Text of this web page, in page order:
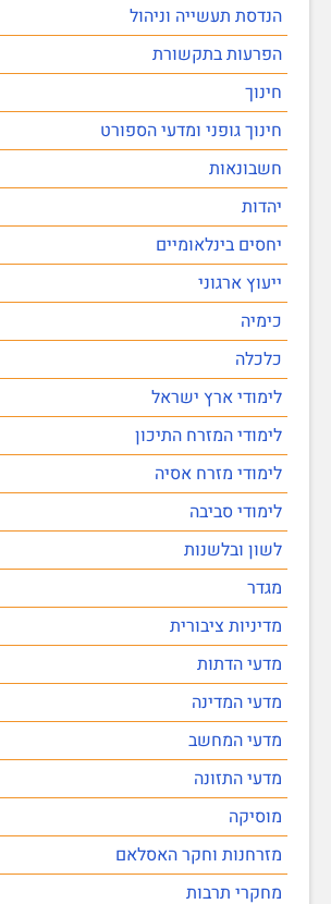
הנדסת תעשייה וניהול
הפרעות בתקשורת
חינוך
חינוך גופני ומדעי הספורט
חשבונאות
יהדות
יחסים בינלאומיים
ייעוץ ארגוני
כימיה
כלכלה
לימודי ארץ ישראל
לימודי המזרח התיכון
לימודי מזרח אסיה
לימודי סביבה
לשון ובלשנות
מגדר
מדיניות ציבורית
מדעי הדתות
מדעי המדינה
מדעי המחשב
מדעי התזונה
מוסיקה
מזרחנות וחקר האסלאם
מחקרי תרבות